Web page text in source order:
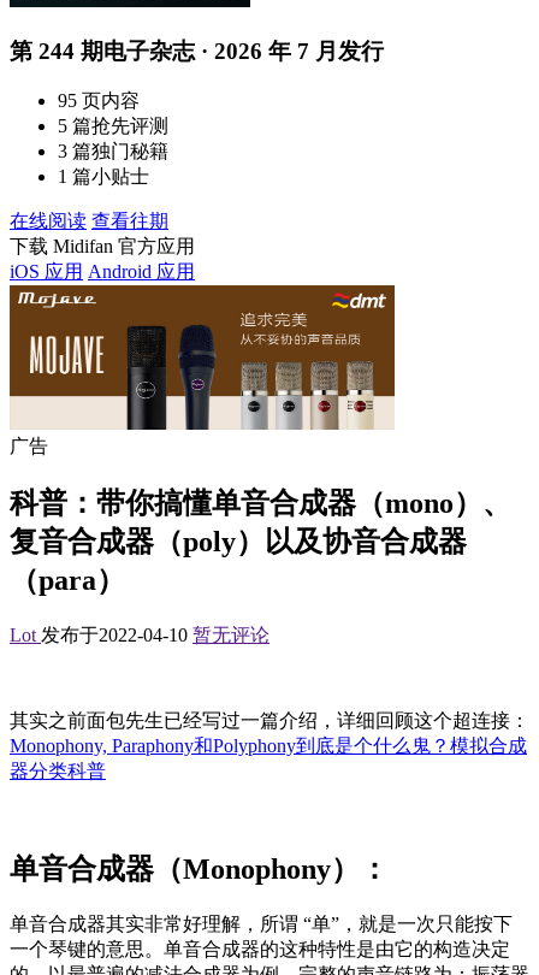
第 244 期电子杂志 · 2026 年 7 月发行
95 页内容
5 篇抢先评测
3 篇独门秘籍
1 篇小贴士
在线阅读 查看往期
下载 Midifan 官方应用
iOS 应用 Android 应用
广告
科普：带你搞懂单音合成器（mono）、
复音合成器（poly）以及协音合成器
（para）
Lot 发布于2022-04-10 暂无评论
其实之前面包先生已经写过一篇介绍，详细回顾这个超连接：
Monophony, Paraphony和Polyphony到底是个什么鬼？模拟合成
器分类科普
单音合成器（Monophony）：
单音合成器其实非常好理解，所谓 “单”，就是一次只能按下
一个琴键的意思。单音合成器的这种特性是由它的构造决定